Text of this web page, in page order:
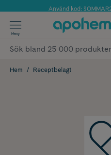
Årets Butik
Använd kod:
✓ Fri
✓ Poäng
Meny
Hem Receptbelagt